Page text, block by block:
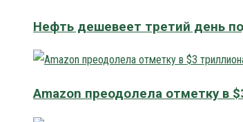
Нефть дешевеет третий день
Amazon преодолела отметку в